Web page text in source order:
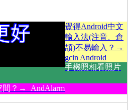
覺得Android中文
輸入法(注音、倉
頡)不易輸入？→
gcin Android
手機照相看照片
間？→ AndAlarm